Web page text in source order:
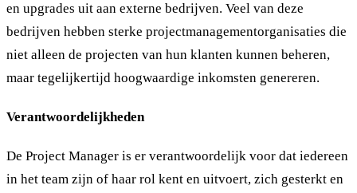
en upgrades uit aan externe bedrijven. Veel van deze
bedrijven hebben sterke projectmanagementorganisaties die
niet alleen de projecten van hun klanten kunnen beheren,
maar tegelijkertijd hoogwaardige inkomsten genereren.
Verantwoordelijkheden
De Project Manager is er verantwoordelijk voor dat iedereen
in het team zijn of haar rol kent en uitvoert, zich gesterkt en